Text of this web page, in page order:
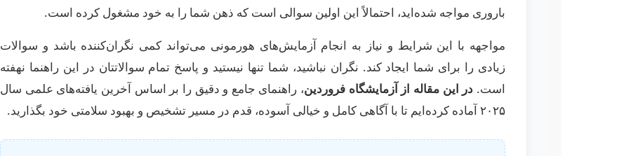
باروری مواجه شده‌اید، احتمالاً این اولین سوالی است که ذهن شما را به خود مشغول کرده است.
مواجهه با این شرایط و نیاز به انجام آزمایش‌های هورمونی می‌تواند کمی نگران‌کننده باشد و سوالات
زیادی را برای شما ایجاد کند. نگران نباشید، شما تنها نیستید و پاسخ تمام سوالاتتان در این راهنما نهفته
است. در این مقاله از آزمایشگاه فروردین، راهنمای جامع و دقیق را بر اساس آخرین یافته‌های علمی سال
۲۰۲۵ آماده کرده‌ایم تا با آگاهی کامل و خیالی آسوده، قدم در مسیر تشخیص و بهبود سلامتی خود بگذارید.